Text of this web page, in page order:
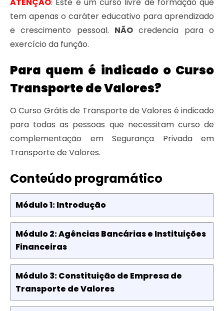
tem apenas o caráter educativo para aprendizado
e crescimento pessoal. NÃO credencia para o
exercício da função.
Para quem é indicado o Curso
Transporte de Valores?
O Curso Grátis de Transporte de Valores é indicado
para todas as pessoas que necessitam curso de
complementação em Segurança Privada em
Transporte de Valores.
Conteúdo programático
Módulo 1: Introdução
Módulo 2: Agências Bancárias e Instituições
Financeiras
Módulo 3: Constituição de Empresa de
Transporte de Valores